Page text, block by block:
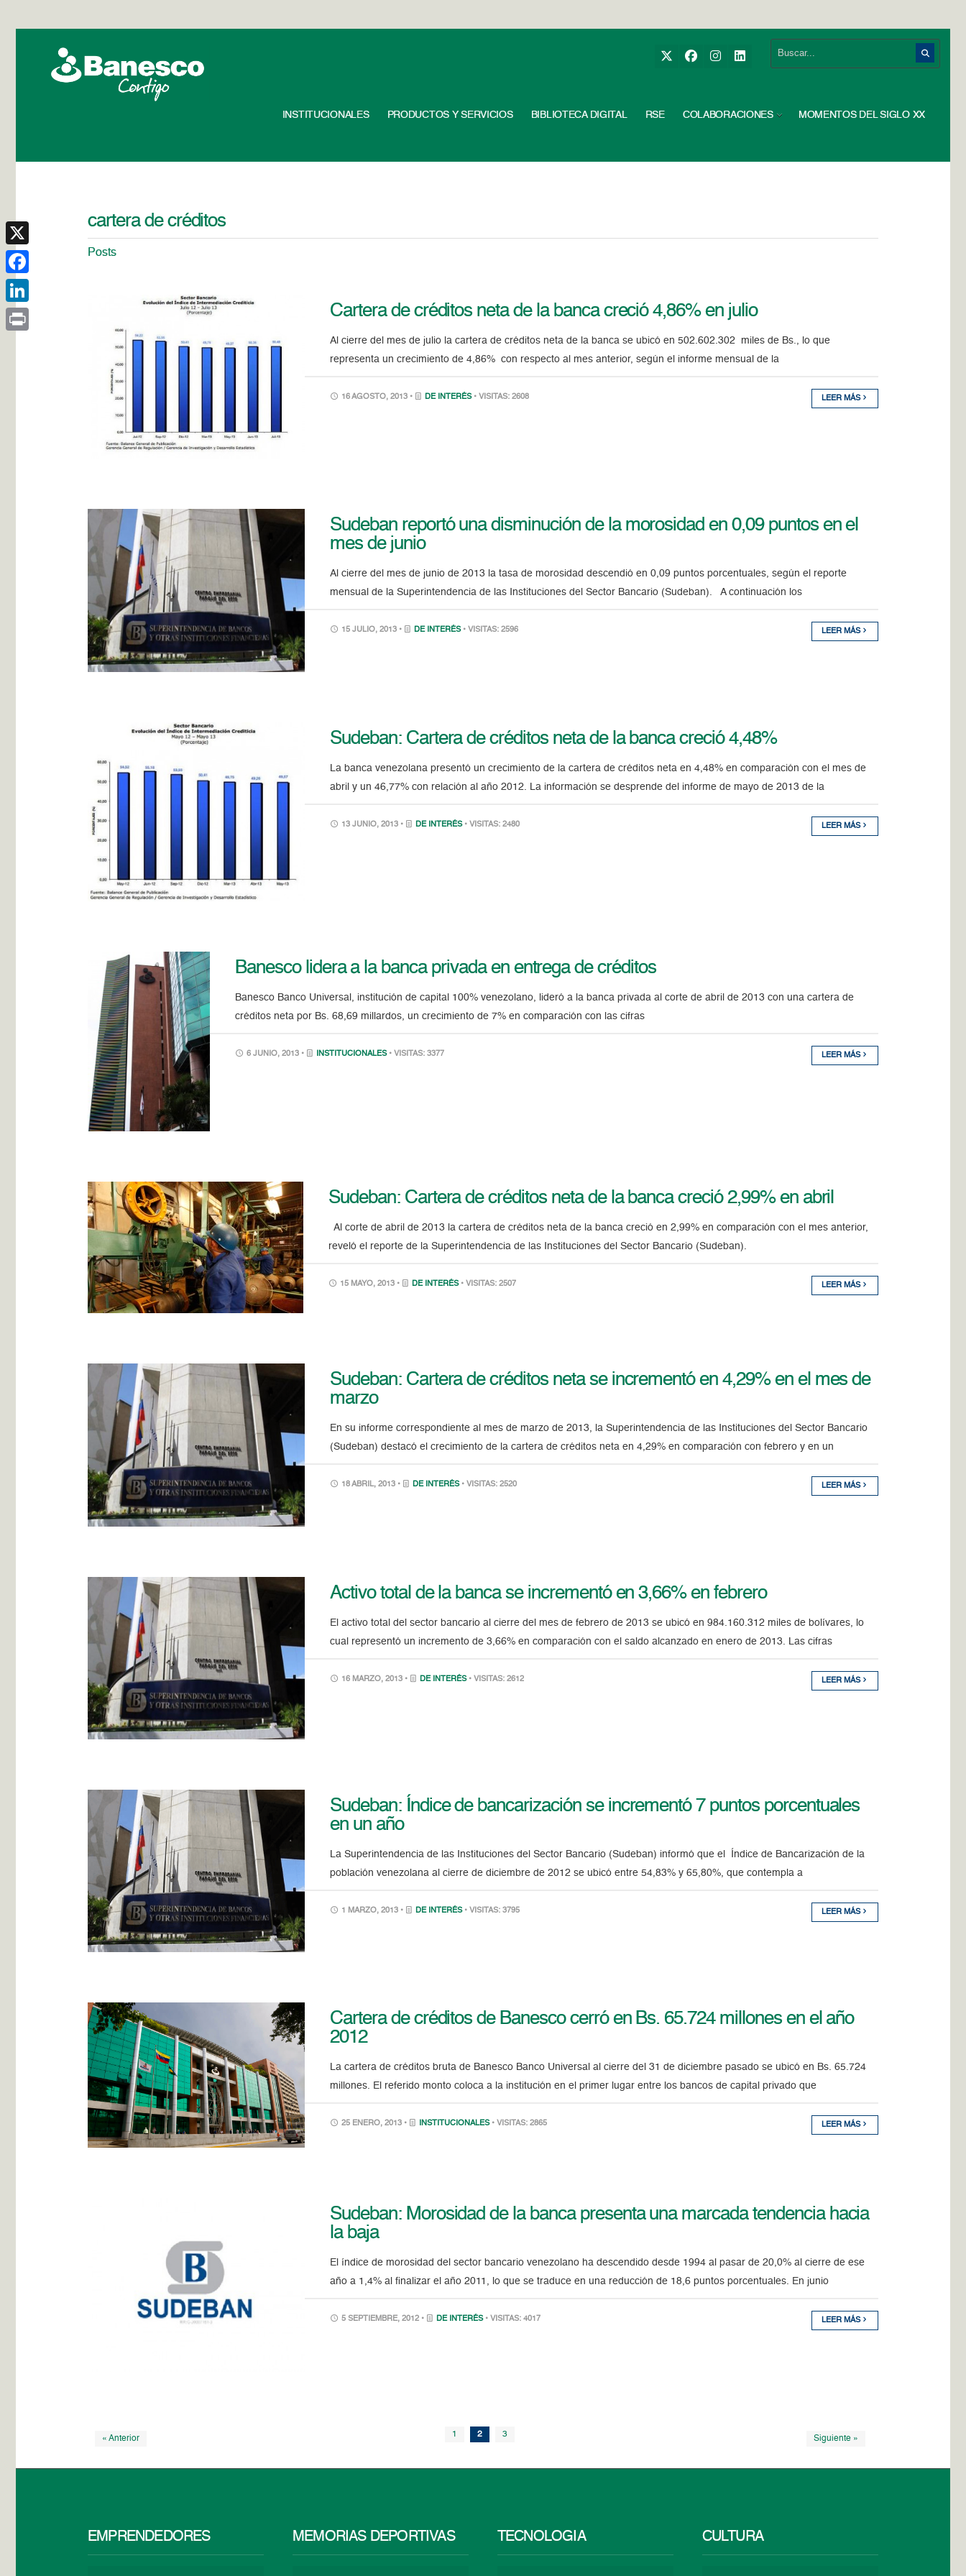
INSTITUCIONALES PRODUCTOS Y SERVICIOS BIBLIOTECA DIGITAL RSE COLABORACIONES MOMENTOS DEL SIGLO XX
cartera de créditos
Posts
Cartera de créditos neta de la banca creció 4,86% en julio
Al cierre del mes de julio la cartera de créditos neta de la banca se ubicó en 502.602.302 miles de Bs., lo que
representa un crecimiento de 4,86% con respecto al mes anterior, según el informe mensual de la
16 AGOSTO, 2013 • DE INTERÉS • VISITAS: 2608 LEER MÁS
Sudeban reportó una disminución de la morosidad en 0,09 puntos en el
mes de junio
Al cierre del mes de junio de 2013 la tasa de morosidad descendió en 0,09 puntos porcentuales, según el reporte
mensual de la Superintendencia de las Instituciones del Sector Bancario (Sudeban). A continuación los
15 JULIO, 2013 • DE INTERÉS • VISITAS: 2596 LEER MÁS
Sudeban: Cartera de créditos neta de la banca creció 4,48%
La banca venezolana presentó un crecimiento de la cartera de créditos neta en 4,48% en comparación con el mes de
abril y un 46,77% con relación al año 2012. La información se desprende del informe de mayo de 2013 de la
13 JUNIO, 2013 • DE INTERÉS • VISITAS: 2480 LEER MÁS
Banesco lidera a la banca privada en entrega de créditos
Banesco Banco Universal, institución de capital 100% venezolano, lideró a la banca privada al corte de abril de 2013 con una cartera de
créditos neta por Bs. 68,69 millardos, un crecimiento de 7% en comparación con las cifras
6 JUNIO, 2013 • INSTITUCIONALES • VISITAS: 3377 LEER MÁS
Sudeban: Cartera de créditos neta de la banca creció 2,99% en abril
Al corte de abril de 2013 la cartera de créditos neta de la banca creció en 2,99% en comparación con el mes anterior,
reveló el reporte de la Superintendencia de las Instituciones del Sector Bancario (Sudeban).
15 MAYO, 2013 • DE INTERÉS • VISITAS: 2507 LEER MÁS
Sudeban: Cartera de créditos neta se incrementó en 4,29% en el mes de
marzo
En su informe correspondiente al mes de marzo de 2013, la Superintendencia de las Instituciones del Sector Bancario
(Sudeban) destacó el crecimiento de la cartera de créditos neta en 4,29% en comparación con febrero y en un
18 ABRIL, 2013 • DE INTERÉS • VISITAS: 2520 LEER MÁS
Activo total de la banca se incrementó en 3,66% en febrero
El activo total del sector bancario al cierre del mes de febrero de 2013 se ubicó en 984.160.312 miles de bolívares, lo
cual representó un incremento de 3,66% en comparación con el saldo alcanzado en enero de 2013. Las cifras
16 MARZO, 2013 • DE INTERÉS • VISITAS: 2612 LEER MÁS
Sudeban: Índice de bancarización se incrementó 7 puntos porcentuales
en un año
La Superintendencia de las Instituciones del Sector Bancario (Sudeban) informó que el Índice de Bancarización de la
población venezolana al cierre de diciembre de 2012 se ubicó entre 54,83% y 65,80%, que contempla a
1 MARZO, 2013 • DE INTERÉS • VISITAS: 3795 LEER MÁS
Cartera de créditos de Banesco cerró en Bs. 65.724 millones en el año
2012
La cartera de créditos bruta de Banesco Banco Universal al cierre del 31 de diciembre pasado se ubicó en Bs. 65.724
millones. El referido monto coloca a la institución en el primer lugar entre los bancos de capital privado que
25 ENERO, 2013 • INSTITUCIONALES • VISITAS: 2865 LEER MÁS
Sudeban: Morosidad de la banca presenta una marcada tendencia hacia
la baja
El índice de morosidad del sector bancario venezolano ha descendido desde 1994 al pasar de 20,0% al cierre de ese
año a 1,4% al finalizar el año 2011, lo que se traduce en una reducción de 18,6 puntos porcentuales. En junio
5 SEPTIEMBRE, 2012 • DE INTERÉS • VISITAS: 4017 LEER MÁS
« Anterior
1 2 3
Siguiente »
EMPRENDEDORES MEMORIAS DEPORTIVAS TECNOLOGÍA CULTURA
X
Facebook
LinkedIn